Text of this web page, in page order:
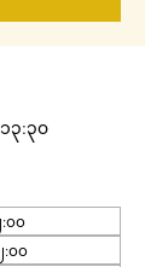
၃:၃၀
၀၀
:၀၀